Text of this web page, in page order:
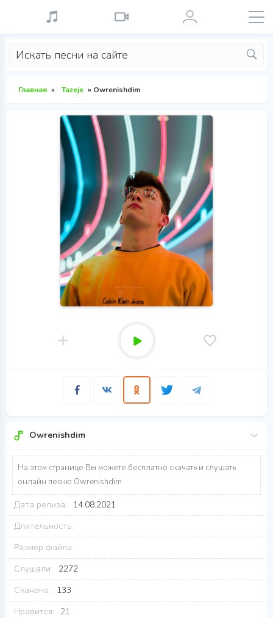
Главная » Tazeje » Owrenishdim
Owrenishdim
На этом странице Вы можете бесплатно скачать и слушать
онлайн песню Owrenishdim
Дата релиза:
14.08.2021
Длительность:
Размер файла:
Слушали:
2272
Скачано:
133
Нравится:
21